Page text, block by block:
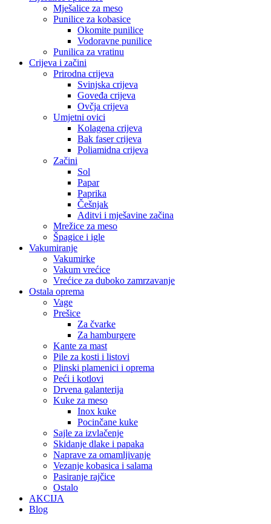
Mješalice za meso
Punilice za kobasice
Okomite punilice
Vodoravne punilice
Punilica za vratinu
Crijeva i začini
Prirodna crijeva
Svinjska crijeva
Goveđa crijeva
Ovčja crijeva
Umjetni ovici
Kolagena crijeva
Bak faser crijeva
Poliamidna crijeva
Začini
Sol
Papar
Paprika
Češnjak
Aditvi i mješavine začina
Mrežice za meso
Špagice i igle
Vakumiranje
Vakumirke
Vakum vrećice
Vrećice za duboko zamrzavanje
Ostala oprema
Vage
Prešice
Za čvarke
Za hamburgere
Kante za mast
Pile za kosti i listovi
Plinski plamenici i oprema
Peći i kotlovi
Drvena galanterija
Kuke za meso
Inox kuke
Pocinčane kuke
Sajle za izvlačenje
Skidanje dlake i papaka
Naprave za omamljivanje
Vezanje kobasica i salama
Pasiranje rajčice
Ostalo
AKCIJA
Blog